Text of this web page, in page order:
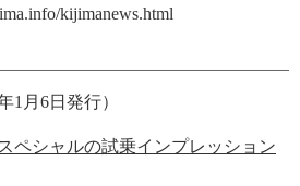
kijimanews.html
1月6日発行）
ペシャルの試乗インプレッション